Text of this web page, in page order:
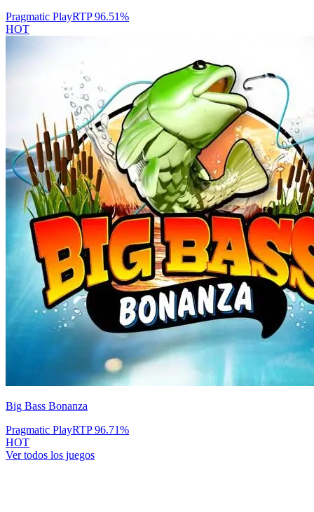
Pragmatic PlayRTP96.51%
HOT
Big Bass Bonanza
Pragmatic PlayRTP96.71%
HOT
Ver todos los juegos